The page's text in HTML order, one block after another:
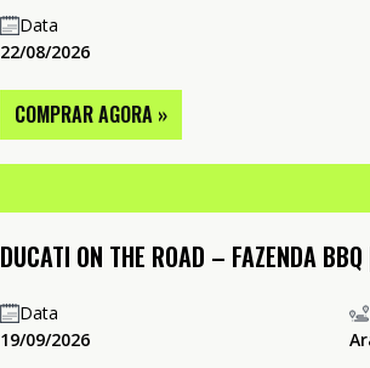
Data
22/08/2026
COMPRAR AGORA »
DUCATI ON THE ROAD – FAZENDA
Data
19/09/2026